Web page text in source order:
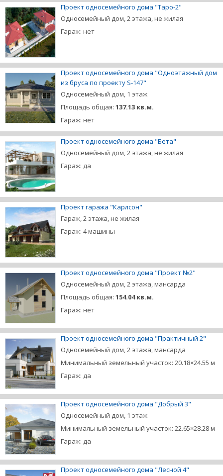
Проект односемейного дома "Таро-2"
Односемейный дом, 2 этажа, не жилая
Гараж: нет
Проект односемейного дома "Одноэтажный дом
из бруса по проекту S-147"
Односемейный дом, 1 этаж
Площадь общая: 137.13 кв.м.
Гараж: нет
Проект односемейного дома "Бета"
Односемейный дом, 2 этажа, не жилая
Гараж: да
Проект гаража "Карлсон"
Гараж, 2 этажа, не жилая
Гараж: 4 машины
Проект односемейного дома "Проект №2"
Односемейный дом, 2 этажа, мансарда
Площадь общая: 154.04 кв.м.
Гараж: нет
Проект односемейного дома "Практичный 2"
Односемейный дом, 2 этажа, мансарда
Минимальный земельный участок: 20.18×24.55 м
Гараж: да
Проект односемейного дома "Добрый 3"
Односемейный дом, 1 этаж
Минимальный земельный участок: 22.65×28.28 м
Гараж: да
Проект односемейного дома "Лесной 4"